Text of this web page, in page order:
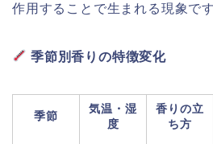
作用することで生まれる現象です
季節別香りの特徴変化
季節
気温・湿
度
香りの立
ち方